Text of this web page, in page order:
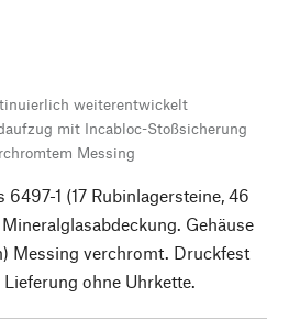
weiterentwickelt
mit Incabloc-Stoßsicherung
Messing
1 (17 Rubinlagersteine, 46
Gehäuse
Messing verchromt. Druckfest
ohne Uhrkette.